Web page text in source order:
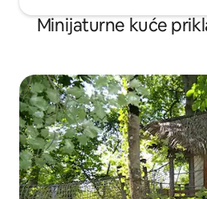
Minijaturne kuće